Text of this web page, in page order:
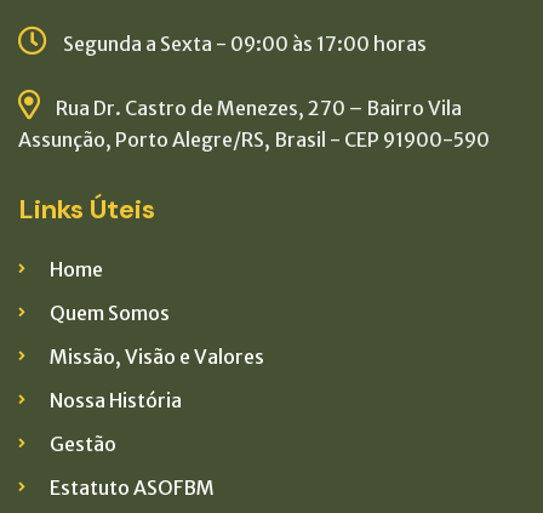
Segunda a Sexta - 09:00 às 17:00 horas
Rua Dr. Castro de Menezes, 270 – Bairro Vila
Assunção, Porto Alegre/RS, Brasil - CEP 91900-590
Links Úteis
Home
Quem Somos
Missão, Visão e Valores
Nossa História
Gestão
Estatuto ASOFBM